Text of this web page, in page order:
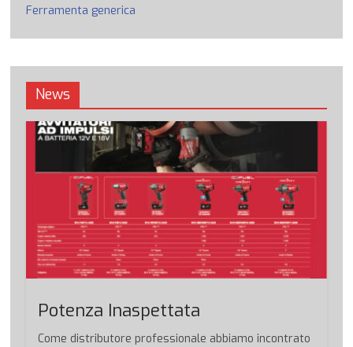
Ferramenta generica
News
Potenza Inaspettata
Come distributore professionale abbiamo incontrato